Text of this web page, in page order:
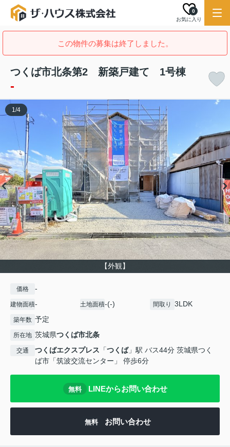
お気に入り
0
この物件の募集は終了しました。
つくば市北条第2 新築戸建て 1号棟
-
【外観】
1/4
価格 -
建物面積- 土地面積-(-) 間取り 3LDK
築年数 予定
所在地 茨城県つくば市北条
交通 つくばエクスプレス 「つくば」駅 バス44分 茨城県つく
ば市「筑波交流センター」 停歩6分
無料 LINEからお問い合わせ
無料 お問い合わせ